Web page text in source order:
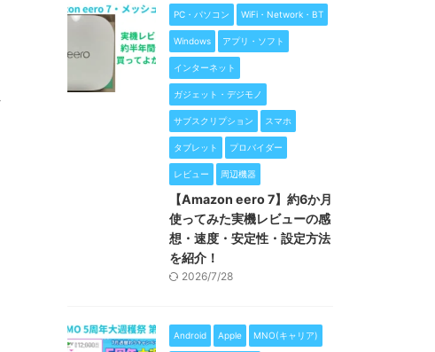
PC・パソコン WiFi・Network・BT
Windows アプリ・ソフト
インターネット
ガジェット・デジモノ
サブスクリプション スマホ
タブレット プロバイダー
レビュー 周辺機器
【Amazon eero 7】約6か月
使ってみた実機レビューの感
想・速度・安定性・設定方法
を紹介！
2026/7/28
Android Apple MNO(キャリア)